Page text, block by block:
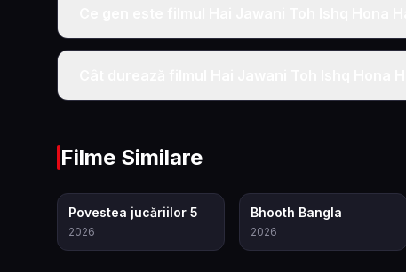
Filme Similare
7.4
Povestea jucăriilor 5
2026
Bhooth Bangla
2026